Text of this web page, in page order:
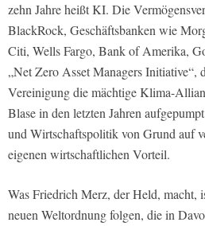
zehn Jahre heißt KI. Die
BlackRock, Geschäftsbanken wie
Citi, Wells Fargo, Bank of Amerika,
„Net Zero Asset Managers Initiative“,
Vereinigung die mächtige Klima-
Blase in den letzten Jahren
und Wirtschaftspolitik von Grund auf
eigenen wirtschaftlichen Vorteil.
Was Friedrich Merz, der Held, macht,
neuen Weltordnung folgen, die in